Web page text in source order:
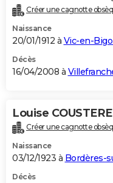
Créer une cagnotte
Naissance
20/01/1912 à Vic-en-
Décès
16/04/2008 à
Louise COUSTERE
Créer une cagnotte
Naissance
03/12/1923 à Bordères-
Décès